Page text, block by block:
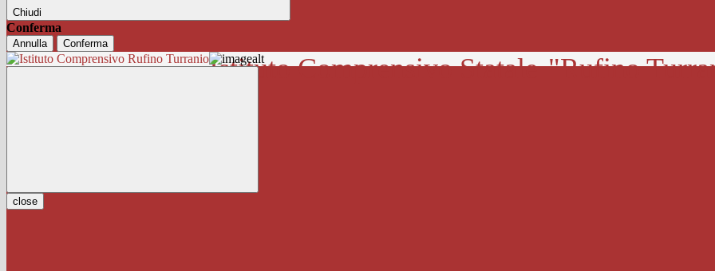
Chiudi
Conferma
Annulla Conferma
Istituto Comprensivo Statale"Rufino
close